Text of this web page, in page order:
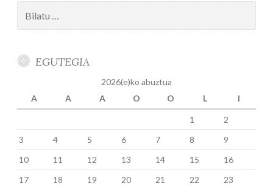
EGUTEGIA
2026(e)ko abuztua
A
A A O O L I
1
2
3
4 5 6 7 8
9
10
11 12 13 14 15
16
17
18 19 20 21 22
23